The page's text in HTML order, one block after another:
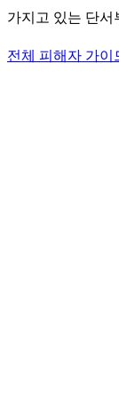
가지고 있는 단서
전체 피해자 가이